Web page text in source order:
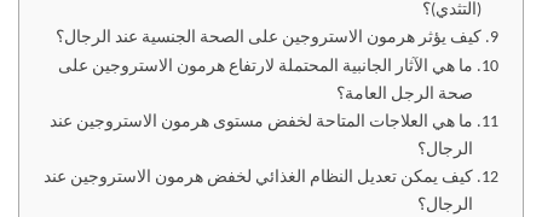
(التثدي)؟
كيف يؤثر هرمون الاستروجين على الصحة الجنسية عند الرجال؟
ما هي الآثار الجانبية المحتملة لارتفاع هرمون الاستروجين على
صحة الرجل العامة؟
ما هي العلاجات المتاحة لخفض مستوى هرمون الاستروجين عند
الرجال؟
كيف يمكن تعديل النظام الغذائي لخفض هرمون الاستروجين عند
الرجال؟